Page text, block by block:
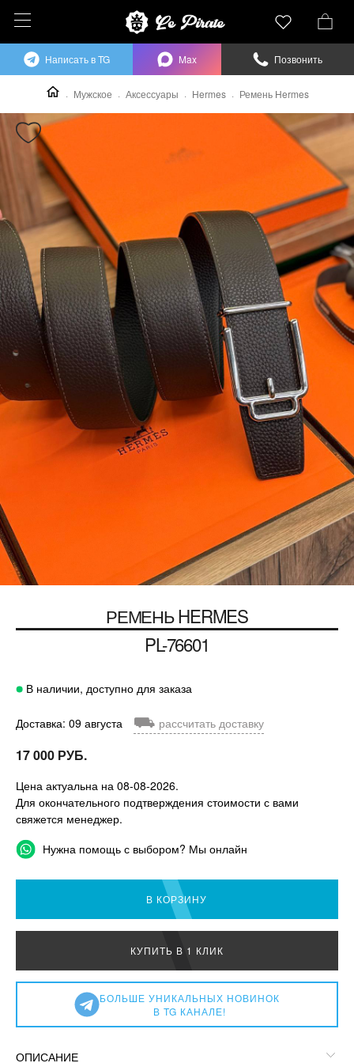
Мужское Аксессуары Hermes Ремень Hermes
РЕМЕНЬHERMES
PL-76601
В наличии, доступно для заказа
Доставка: 09 августа ⛟ рассчитать доставку
17 000 РУБ.
Цена актуальна на 08-08-2026.
Для окончательного подтверждения стоимости с вами
свяжется менеджер.
Нужна помощь с выбором? Мы онлайн
В КОРЗИНУ
КУПИТЬ В 1 КЛИК
БОЛЬШЕ УНИКАЛЬНЫХ НОВИНОК
В TG КАНАЛЕ!
ОПИСАНИЕ
Написать в TG Max Позвонить